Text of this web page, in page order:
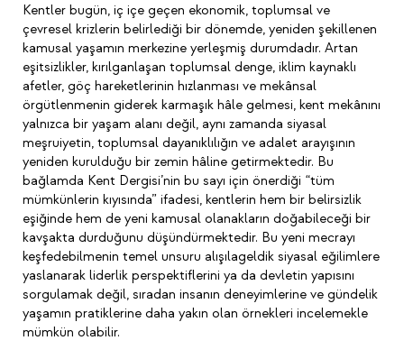
Kentler bugün, iç içe geçen ekonomik, toplumsal ve
çevresel krizlerin belirlediği bir dönemde, yeniden şekillenen
kamusal yaşamın merkezine yerleşmiş durumdadır. Artan
eşitsizlikler, kırılganlaşan toplumsal denge, iklim kaynaklı
afetler, göç hareketlerinin hızlanması ve mekânsal
örgütlenmenin giderek karmaşık hâle gelmesi, kent mekânını
yalnızca bir yaşam alanı değil, aynı zamanda siyasal
meşruiyetin, toplumsal dayanıklılığın ve adalet arayışının
yeniden kurulduğu bir zemin hâline getirmektedir. Bu
bağlamda Kent Dergisi’nin bu sayı için önerdiği “tüm
mümkünlerin kıyısında” ifadesi, kentlerin hem bir belirsizlik
eşiğinde hem de yeni kamusal olanakların doğabileceği bir
kavşakta durduğunu düşündürmektedir. Bu yeni mecrayı
keşfedebilmenin temel unsuru alışılageldik siyasal eğilimlere
yaslanarak liderlik perspektiflerini ya da devletin yapısını
sorgulamak değil, sıradan insanın deneyimlerine ve gündelik
yaşamın pratiklerine daha yakın olan örnekleri incelemekle
mümkün olabilir.